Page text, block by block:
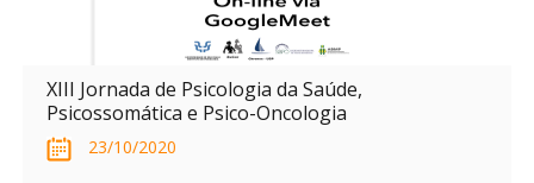
XIII Jornada de Psicologia da Saúde,
Psicossomática e Psico-Oncologia
23/10/2020